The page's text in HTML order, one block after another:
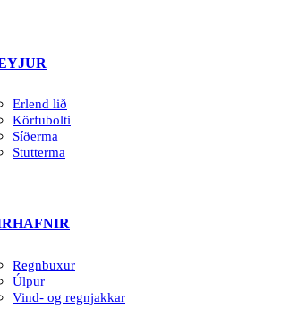
Erlend lið
Körfubolti
Síðerma
Stutterma
Regnbuxur
Úlpur
Vind- og regnjakkar